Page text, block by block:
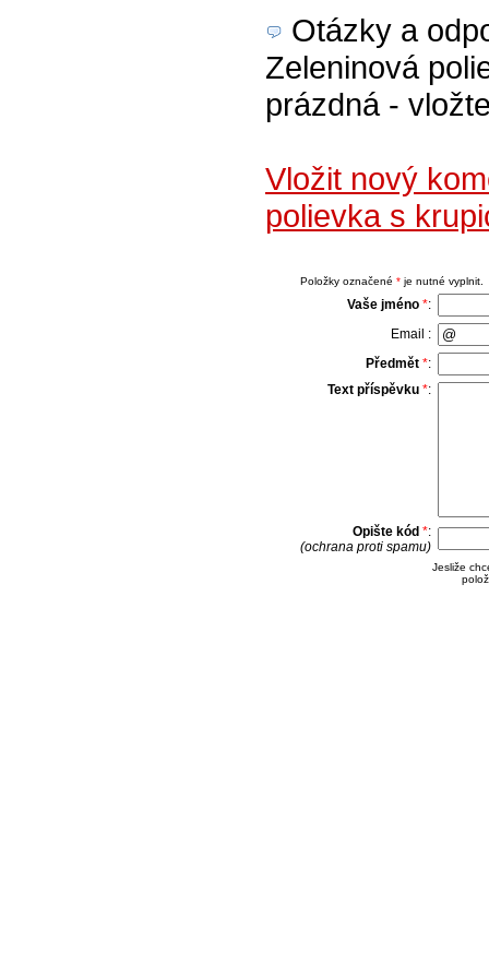
Otázky a
Zeleninová
prázdná -
Vložit nový
polievka s
Položky označené *je nutné vyplnit.
Vaše jméno *:
Email :
Předmět *:
Text příspěvku *:
Opište kód *:
(ochrana proti spamu)
Jesliže